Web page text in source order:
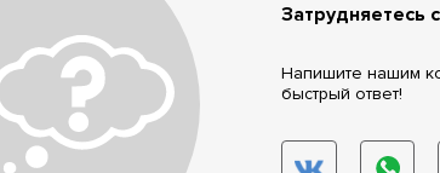
Затрудняетесь
Напишите нашим
быстрый ответ!